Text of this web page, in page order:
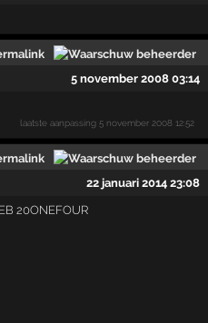
5 november 2008 03:14
laatste aanpassing5 november 2008 12:52
22 januari 2014 23:08
20ONEFOUR